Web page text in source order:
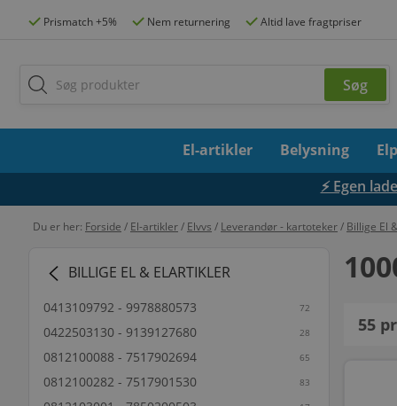
Prismatch +5% Nem returnering Altid lave fragtpriser
El-artikler Belysning
⚡ Egen
Du er her: Forside / El-artikler/ Elvvs / Leverandør - kartoteker/ Billige El
BILLIGE EL & ELARTIKLER
0413109792 - 9978880573 72
0422503130 - 9139127680 28
0812100088 - 7517902694 65
0812100282 - 7517901530 83
55